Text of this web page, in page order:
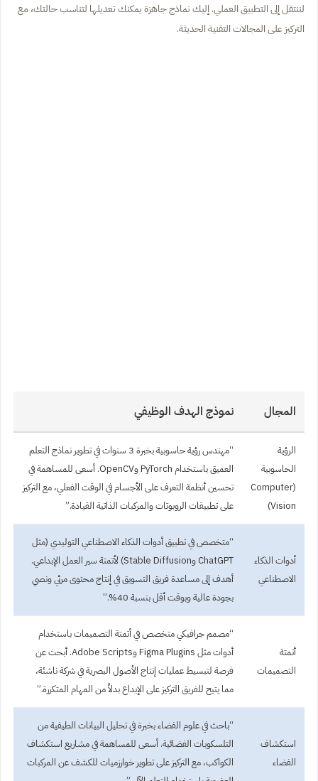
لننتقل إلى التطبيق العملي. إليك نماذج جاهزة يمكنك تعديلها لتناسب حالتك، مع
التركيز على المجالات التقنية الحديثة.
المجال نموذج الهدف الوظيفي
الرؤية
الحاسوبية
(Computer
Vision)
“مهندس رؤية حاسوبية بخبرة 3 سنوات في تطوير نماذج التعلم
العميق باستخدام PyTorch وOpenCV. أسعى للمساهمة في
تحسين أنظمة التعرف على الأجسام في الوقت الفعلي، مع التركيز
على تطبيقات الروبوتات والمركبات الذاتية القيادة.”
أدوات الذكاء
الاصطناعي
“متخصص في تطبيق أدوات الذكاء الاصطناعي التوليدي (مثل
ChatGPT وStable Diffusion) لأتمتة سير العمل الإبداعي.
أهدف إلى مساعدة فريق التسويق في إنتاج محتوى مرئي ونصي
بجودة عالية وبوقت أقل بنسبة 40%.”
أتمتة
التصميمات
“مصمم جرافيكي متخصص في أتمتة التصميمات باستخدام
أدوات مثل Figma Plugins وAdobe Scripts. أبحث عن
فرصة لتبسيط عمليات إنتاج الأصول البصرية في شركة ناشئة،
مما يتيح للفريق التركيز على الإبداع بدلاً من المهام المتكررة.”
استكشاف
الفضاء
“باحث في علوم الفضاء بخبرة في تحليل البيانات الطيفية من
التلسكوبات الفضائية. أسعى للمساهمة في مشاريع استكشاف
الكواكب، مع التركيز على تطوير خوارزميات للكشف عن المركبات